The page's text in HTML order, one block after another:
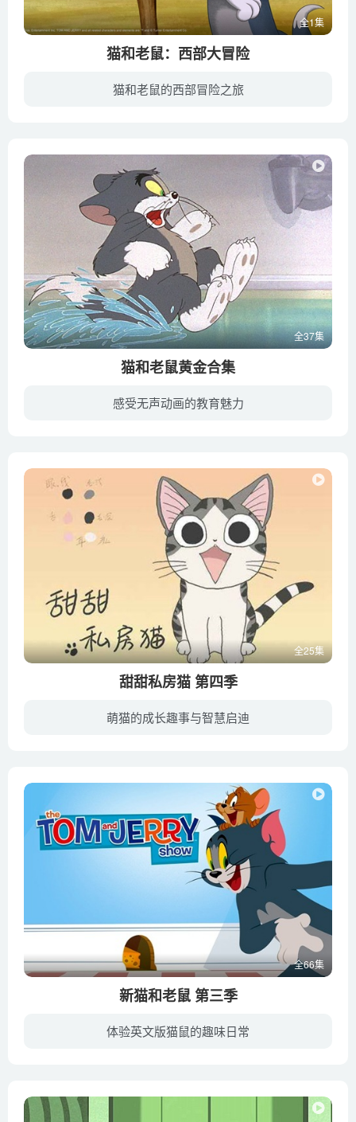
全1集
猫和老鼠：西部大冒险
猫和老鼠的西部冒险之旅
全37集
猫和老鼠黄金合集
感受无声动画的教育魅力
全25集
甜甜私房猫 第四季
萌猫的成长趣事与智慧启迪
全66集
新猫和老鼠 第三季
体验英文版猫鼠的趣味日常